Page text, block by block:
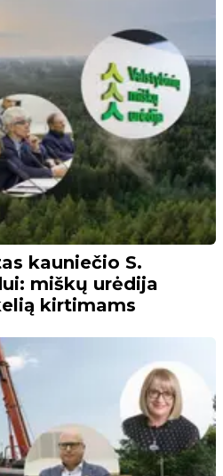
kauniečio S.
miškų urėdija
kirtimams